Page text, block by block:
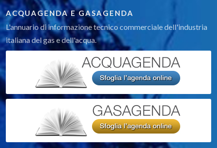
ACQUAGENDA E GASAGENDA
L'annuario di informazione tecnico commerciale dell'industria
italiana del gas e dell'acqua.